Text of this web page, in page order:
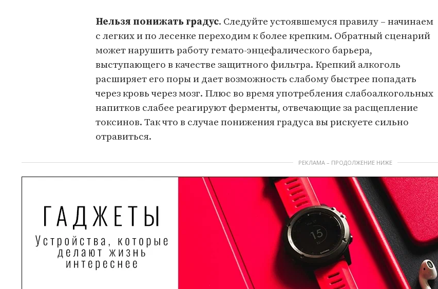
Нельзя понижать градус. Следуйте устоявшемуся правилу – начинаем
с легких и по лесенке переходим к более крепким. Обратный сценарий
может нарушить работу гемато-энцефалического барьера,
выступающего в качестве защитного фильтра. Крепкий алкоголь
расширяет его поры и дает возможность слабому быстрее попадать
через кровь через мозг. Плюс во время употребления слабоалкогольных
напитков слабее реагируют ферменты, отвечающие за расщепление
токсинов. Так что в случае понижения градуса вы рискуете сильно
отравиться.
РЕКЛАМА – ПРОДОЛЖЕНИЕ НИЖЕ